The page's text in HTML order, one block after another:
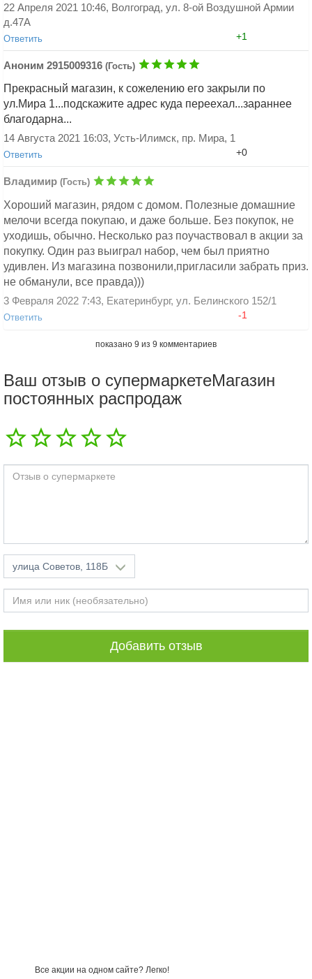
22 Апреля 2021 10:46, Волгоград, ул. 8-ой Воздушной Армии
д.47А
Ответить +1
Аноним 2915009316 (Гость)
Прекрасный магазин, к сожелению его закрыли по
ул.Мира 1...подскажите адрес куда переехал...зараннее
благодарна...
14 Августа 2021 16:03, Усть-Илимск, пр. Мира, 1
Ответить +0
Добавить ответ
Владимир (Гость)
Хороший магазин, рядом с домом. Полезные домашние
мелочи всегда покупаю, и даже больше. Без покупок, не
уходишь, обычно. Несколько раз поучаствовал в акции за
покупку. Один раз выиграл набор, чем был приятно
удивлен. Из магазина позвонили,пригласили забрать приз.
не обманули, все правда)))
3 Февраля 2022 7:43, Екатеринбург, ул. Белинского 152/1
Ответить -1
Добавить ответ
показано 9 из 9 комментариев
Ваш отзыв о супермаркетеМагазин
постоянных распродаж
улица Советов, 118Б
Добавить отзыв
Все акции на одном сайте? Легко!